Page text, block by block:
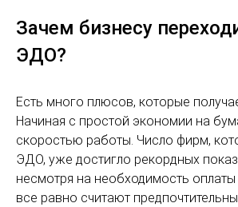
Зачем бизнесу
ЭДО?
Есть много плюсов, которые
Начиная с простой экономии на
скоростью работы. Число фирм,
ЭДО, уже достигло рекордных
несмотря на необходимость
все равно считают